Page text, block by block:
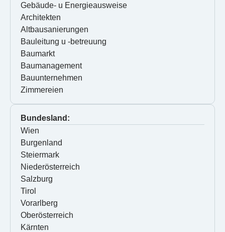
Gebäude- u Energieausweise
Architekten
Altbausanierungen
Bauleitung u -betreuung
Baumarkt
Baumanagement
Bauunternehmen
Zimmereien
Bundesland:
Wien
Burgenland
Steiermark
Niederösterreich
Salzburg
Tirol
Vorarlberg
Oberösterreich
Kärnten